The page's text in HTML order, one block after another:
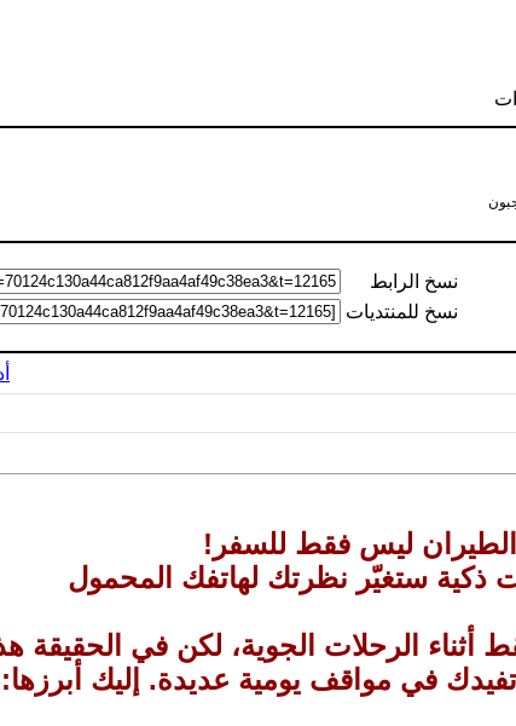
نسخ الرابط
نسخ للمنتديات
ليس فقط للسفر!
الرحلات الجوية، لكن في الحقيقة
في مواقف يومية عديدة. إليك أبرزها: